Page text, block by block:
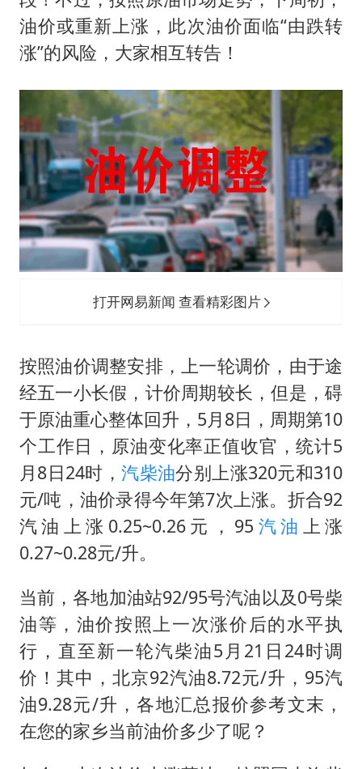
“今天得有40℃了吧 为啥还不预警”
夯实基础开新局
油价或重新上涨，此次油价面临“由跌转
涨”的风险，大家相互转告！
打开网易新闻 查看精彩图片
按照油价调整安排，上一轮调价，由于途
经五一小长假，计价周期较长，但是，碍
于原油重心整体回升，5月8日，周期第10
个工作日，原油变化率正值收官，统计5
月8日24时，汽柴油分别上涨320元和310
元/吨，油价录得今年第7次上涨。折合92
汽油上涨0.25~0.26元，95 汽油 上涨
0.27~0.28元/升。
当前，各地加油站92/95号汽油以及0号柴
油等，油价按照上一次涨价后的水平执
行，直至新一轮汽柴油5月21日24时调
价！其中，北京92汽油8.72元/升，95汽
油9.28元/升，各地汇总报价参考文末，
在您的家乡当前油价多少了呢？